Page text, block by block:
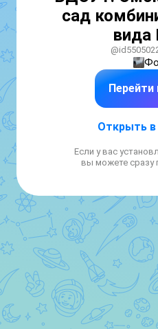
сад
вида
Перейти
Открыть в
Если у вас
вы можете сразу